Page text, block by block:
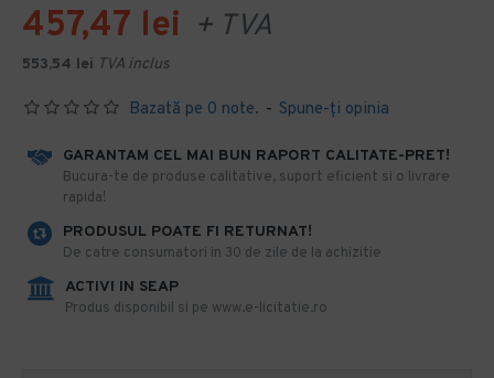
Bazată pe 0 note. - Spune-ţi opinia
457,47 lei + TVA
553,54 lei TVA inclus
GARANTAM CEL MAI BUN RAPORT CALITATE-PRET!
​Bucura-te de produse calitative, suport eficient si o livrare
rapida!
PRODUSUL POATE FI RETURNAT!
De catre consumatori in 30 de zile de la achizitie
ACTIVI IN SEAP
Produs disponibil si pe www.e-licitatie.ro